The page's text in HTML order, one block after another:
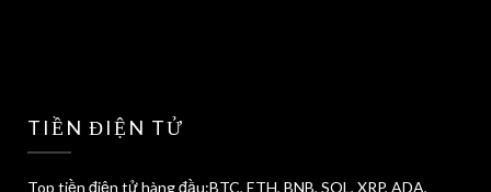
TIỀN ĐIỆN TỬ
Top tiền điện tử hàng đầu:BTC, ETH, BNB, SOL, XRP, ADA,